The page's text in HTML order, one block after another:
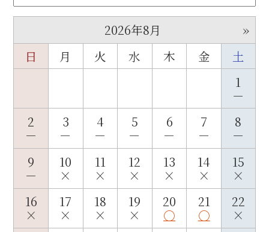
2026年8月
»
日
月 火 水 木 金
土
1
－
2
－
3
－
4
－
5
－
6
－
7
－
8
－
9
－
10
×
11
×
12
×
13
×
14
×
15
×
16
×
17
×
18
×
19
×
20
○
21
○
22
×